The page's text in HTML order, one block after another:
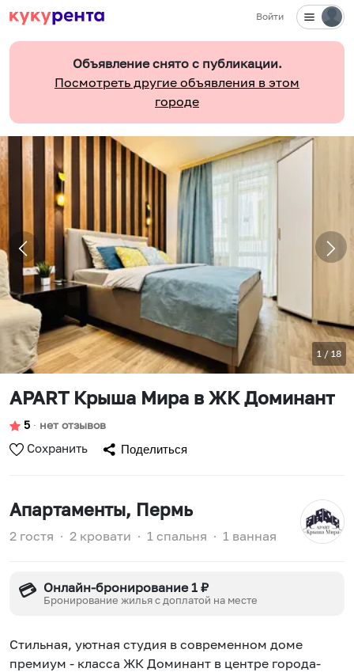
Войти
Объявление снято с публикации.
Посмотреть другие объявления в этом
городе
1 / 18
APART Крыша Мира в ЖК Доминант
5 ∙ нет отзывов
Сохранить Поделиться
Апартаменты, Пермь
2 гостя ∙ 2 кровати ∙ 1 спальня ∙ 1 ванная
💳 Онлайн-бронирование 1 ₽
Бронирование жилья с доплатой на месте
Стильная, уютнaя студия в совремeнном дoме
прeмиум - клaссa ЖК Доминант в центре города-